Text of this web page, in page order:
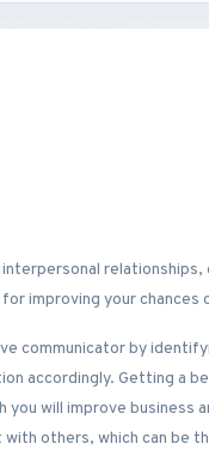
improving your chances
communicator by
accordingly. Getting a
will improve business
others, which can be